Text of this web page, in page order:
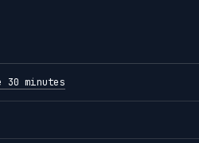
30 minutes